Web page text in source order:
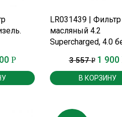
Р
ПОДРОБНЕЕ
LR031439 | Фильтр
масляный 4.2
Supercharged, 4.0
3 557Р 1 900
В КОРЗИНУ